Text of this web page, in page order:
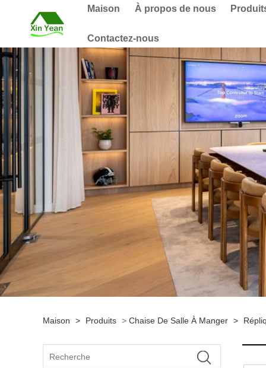
Maison À propos de nous
Contactez-nous
Maison > Produits > Chaise De Salle À Manger >